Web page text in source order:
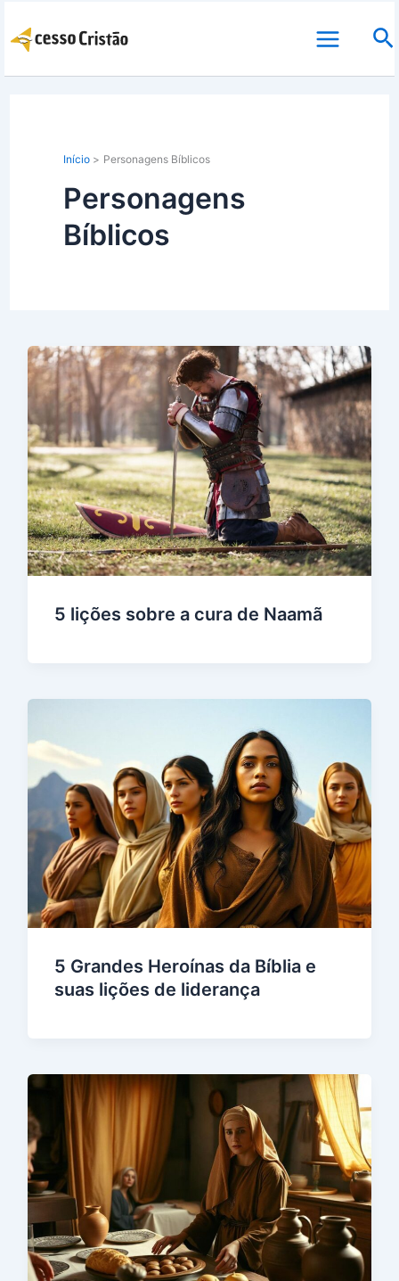
para
conteúdo
Início Personagens Bíblicos
Personagens
Bíblicos
5 lições sobre a cura de Naamã
5 Grandes Heroínas da Bíblia e
suas lições de liderança